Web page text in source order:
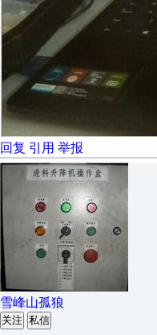
回复 引用 举报
雪峰山孤狼
关注 私信